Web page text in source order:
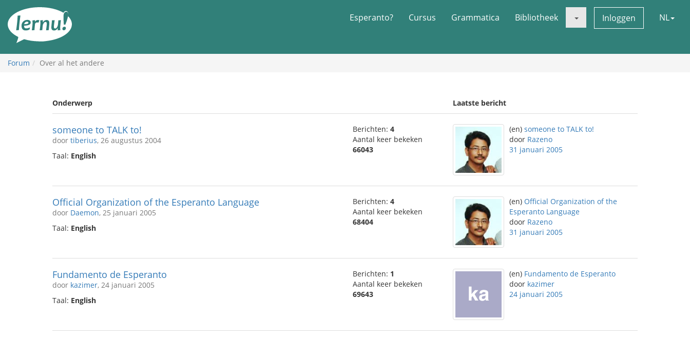
inhoud
Esperanto? Cursus Grammatica Bibliotheek Inloggen NL
Forum Over al het andere
Onderwerp Laatste bericht
someone to TALK to!
door tiberius, 26 augustus 2004
Taal: English
Berichten: 4
Aantal keer bekeken
66043
(en) someone to TALK to!
door Razeno
31 januari 2005
Official Organization of the Esperanto Language
door Daemon, 25 januari 2005
Taal: English
Berichten: 4
Aantal keer bekeken
68404
(en) Official Organization of the
Esperanto Language
door Razeno
31 januari 2005
Fundamento de Esperanto
door kazimer, 24 januari 2005
Taal: English
Berichten: 1
Aantal keer bekeken
69643
(en) Fundamento de Esperanto
door kazimer
24 januari 2005